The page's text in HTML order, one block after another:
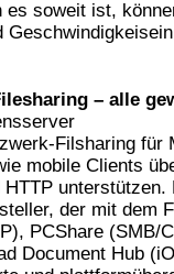
soweit ist,
– alle
Filsharing für
mobile Clients
unterstützen.
der mit dem
PCShare (SMB/
Document Hub